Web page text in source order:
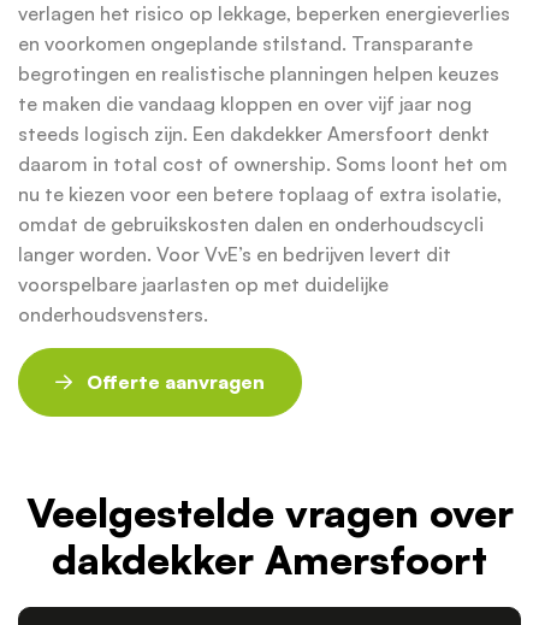
verlagen het risico op lekkage, beperken energieverlies
en voorkomen ongeplande stilstand. Transparante
begrotingen en realistische planningen helpen keuzes
te maken die vandaag kloppen en over vijf jaar nog
steeds logisch zijn. Een dakdekker Amersfoort denkt
daarom in total cost of ownership. Soms loont het om
nu te kiezen voor een betere toplaag of extra isolatie,
omdat de gebruikskosten dalen en onderhoudscycli
langer worden. Voor VvE’s en bedrijven levert dit
voorspelbare jaarlasten op met duidelijke
onderhoudsvensters.
Offerte aanvragen
Veelgestelde vragen over
dakdekker Amersfoort